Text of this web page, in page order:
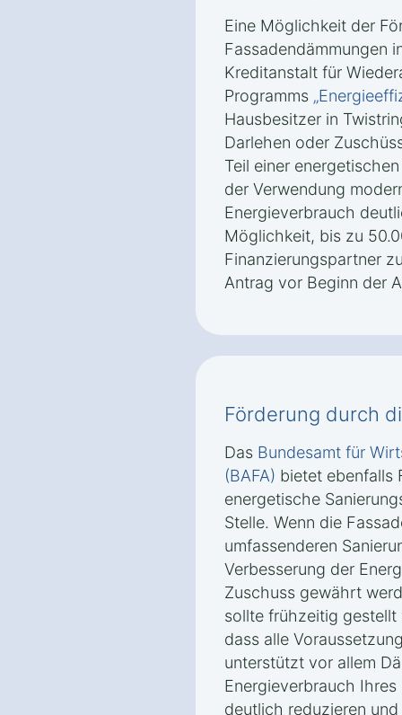
Eine Möglichkeit der
Fassadendämmungen
Kreditanstalt für
Programms
Hausbesitzer in
Darlehen oder
Teil einer
der Verwendung
Energieverbrauch
Möglichkeit, bis zu
Finanzierungspartner
Antrag vor Beginn der
Förderung durch
Das Bundesamt für
(BAFA) bietet ebenfalls
energetische
Stelle. Wenn die
umfassenderen
Verbesserung der
Zuschuss gewährt
sollte frühzeitig gestellt
dass alle
unterstützt vor allem
Energieverbrauch
deutlich reduzieren